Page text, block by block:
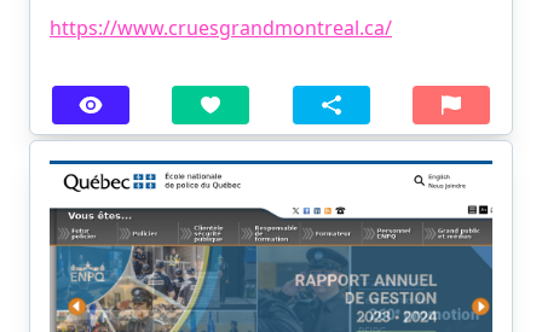
https://www.cruesgrandmontreal.ca/